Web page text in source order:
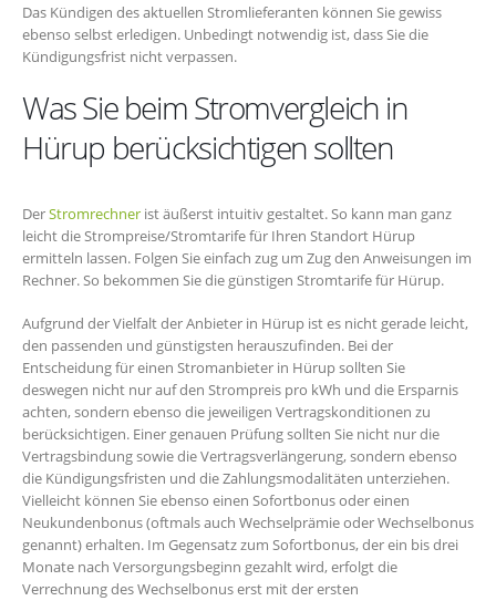
Das Kündigen des aktuellen Stromlieferanten können Sie gewiss
ebenso selbst erledigen. Unbedingt notwendig ist, dass Sie die
Kündigungsfrist nicht verpassen.
Was Sie beim Stromvergleich in
Hürup berücksichtigen sollten
DerStromrechner ist äußerst intuitiv gestaltet. So kann man ganz
leicht die Strompreise/Stromtarife für Ihren Standort Hürup
ermitteln lassen. Folgen Sie einfach zug um Zug den Anweisungen im
Rechner. So bekommen Sie die günstigen Stromtarife für Hürup.
Aufgrund der Vielfalt der Anbieter in Hürup ist es nicht gerade leicht,
den passenden und günstigsten herauszufinden. Bei der
Entscheidung für einen Stromanbieter in Hürup sollten Sie
deswegen nicht nur auf den Strompreis pro kWh und die Ersparnis
achten, sondern ebenso die jeweiligen Vertragskonditionen zu
berücksichtigen. Einer genauen Prüfung sollten Sie nicht nur die
Vertragsbindung sowie die Vertragsverlängerung, sondern ebenso
die Kündigungsfristen und die Zahlungsmodalitäten unterziehen.
Vielleicht können Sie ebenso einen Sofortbonus oder einen
Neukundenbonus (oftmals auch Wechselprämie oder Wechselbonus
genannt) erhalten. Im Gegensatz zum Sofortbonus, der ein bis drei
Monate nach Versorgungsbeginn gezahlt wird, erfolgt die
Verrechnung des Wechselbonus erst mit der ersten